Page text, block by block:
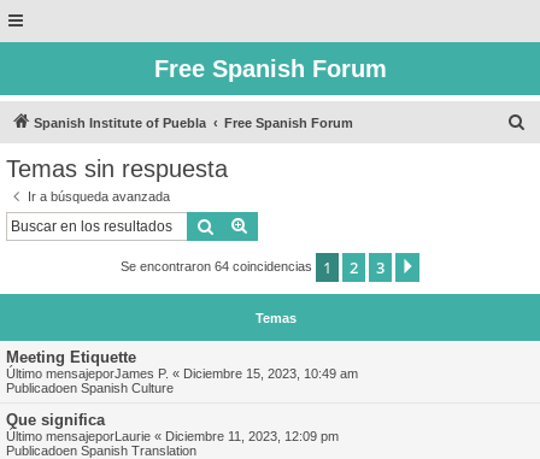
Free Spanish Forum
Spanish Institute of Puebla Free Spanish Forum
Temas sin respuesta
Ir a búsqueda avanzada
Buscar
Se encontraron 64 coincidencias 1 2 3
Temas
Meeting Etiquette
Último mensajeporJames P. « Diciembre 15, 2023, 10:49 am
Publicadoen Spanish Culture
Que significa
Último mensajeporLaurie « Diciembre 11, 2023, 12:09 pm
Publicadoen Spanish Translation